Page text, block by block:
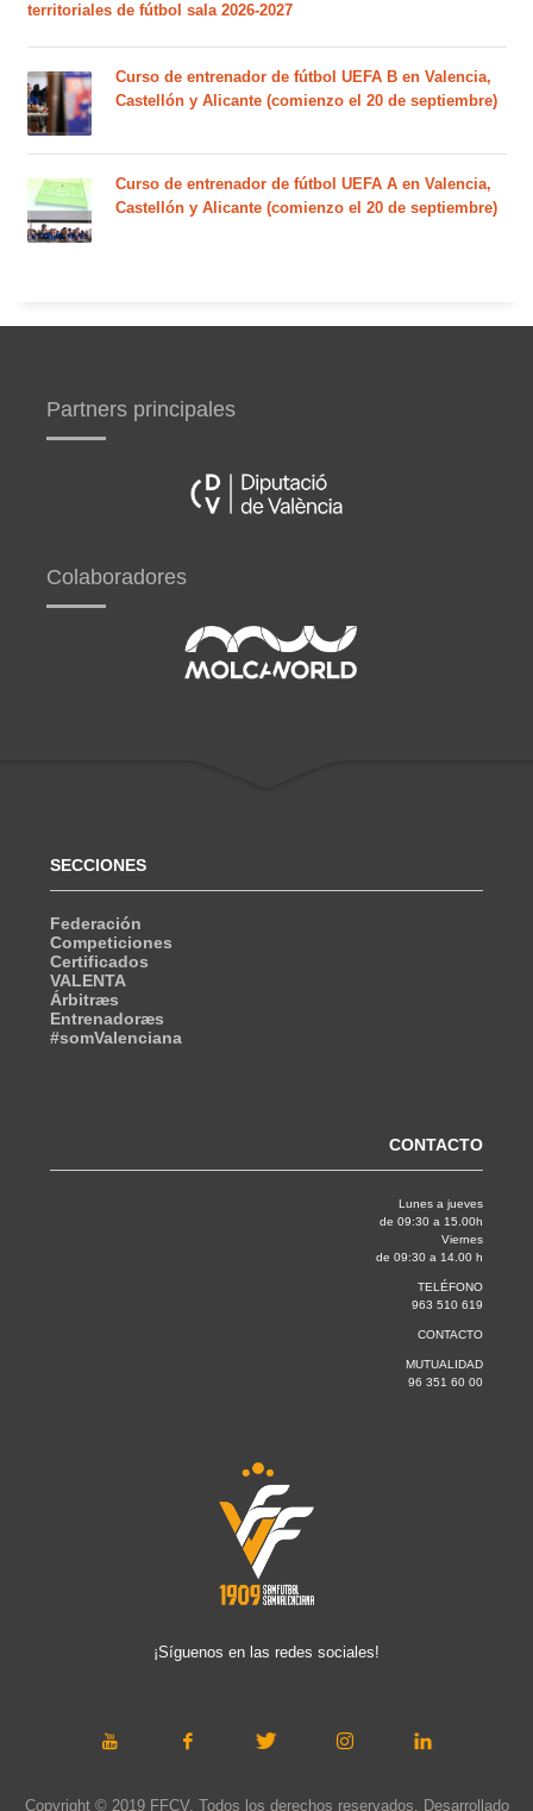
territoriales de fútbol sala 2026-2027
Curso de entrenador de fútbol UEFA B en Valencia,
Castellón y Alicante (comienzo el 20 de septiembre)
Curso de entrenador de fútbol UEFA A en Valencia,
Castellón y Alicante (comienzo el 20 de septiembre)
Partners principales
Colaboradores
SECCIONES
Federación
Competiciones
Certificados
VALENTA
Árbitræs
Entrenadoræs
#somValenciana
CONTACTO
Lunes a jueves
de 09:30 a 15.00h
Viernes
de 09:30 a 14.00 h
TELÉFONO
963 510 619
CONTACTO
MUTUALIDAD
96 351 60 00
¡Síguenos en las redes sociales!
Copyright © 2019 FFCV. Todos los derechos reservados. Desarrollado